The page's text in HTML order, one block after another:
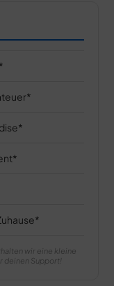
wir eine kleine
deinen Support!